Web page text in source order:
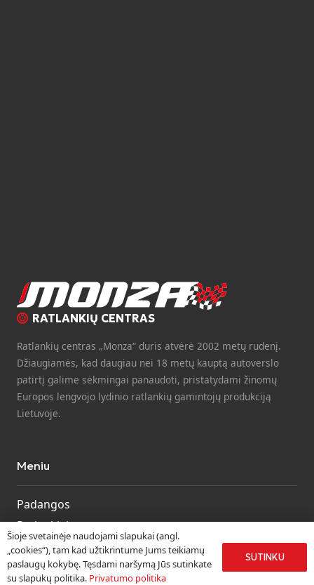
RATLANKIŲ CENTRAS
Ratlankių centras „Monza“ duris atvėrė 2002 metų rudenį.
Džiaugiamės, kad daugiau nei 18 metų kauptą autoverslo
patirtį galime sėkmingai panaudoti, pristatydami žinomų
Europos lengvojo lydinio ratlankių gamintojų produkciją
Lietuvoje.
Meniu
Padangos
Ratlankiai
Kitos prekės
Paslaugos
Šioje svetainėje naudojami slapukai (angl.
„cookies“), tam kad užtikrintume Jums teikiamų
paslaugų kokybę. Tęsdami naršymą Jūs sutinkate
su slapukų politika. Privatumo politika
SUTINKU